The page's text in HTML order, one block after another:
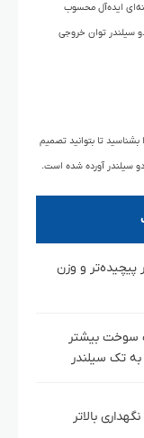
ایده‌آل محسوب
سیلندر توان خروجی
بشناسید تا بتوانید تصمیم
سیلندر آورده شده است.
پیچیده‌تر و وزن
بیشتر
تک سیلندر
بالاتر